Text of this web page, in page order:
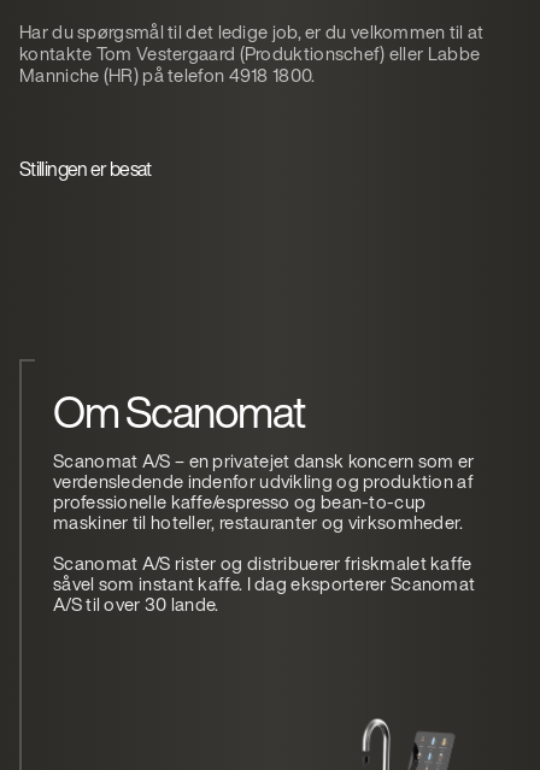
Har du spørgsmål til det ledige job, er du velkommen til at
kontakte Tom Vestergaard (Produktionschef) eller Labbe
Manniche (HR) på telefon 4918 1800.
Stillingen er besat
Om Scanomat
Scanomat A/S – en privatejet dansk koncern som er
verdensledende indenfor udvikling og produktion af
professionelle kaffe/espresso og bean-to-cup
maskiner til hoteller, restauranter og virksomheder.
Scanomat A/S rister og distribuerer friskmalet kaffe
såvel som instant kaffe. I dag eksporterer Scanomat
A/S til over 30 lande.